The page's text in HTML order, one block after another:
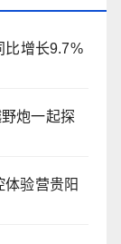
比增长9.7%
炮一起探
体验营贵阳